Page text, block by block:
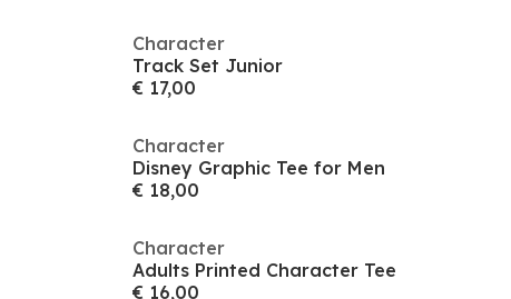
Character
Track Set Junior
€ 17,00
Character
Disney Graphic Tee for Men
€ 18,00
Character
Adults Printed Character Tee
€ 16,00